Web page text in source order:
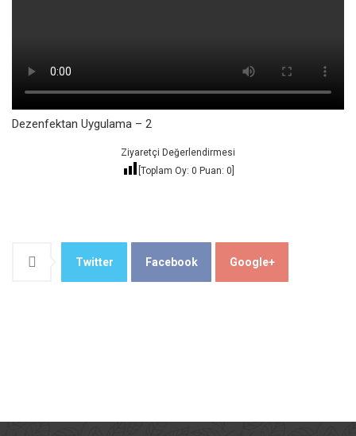
Dezenfektan Uygulama – 2
Ziyaretçi Değerlendirmesi
[Toplam Oy: 0 Puan: 0
Twitter Facebook Google+